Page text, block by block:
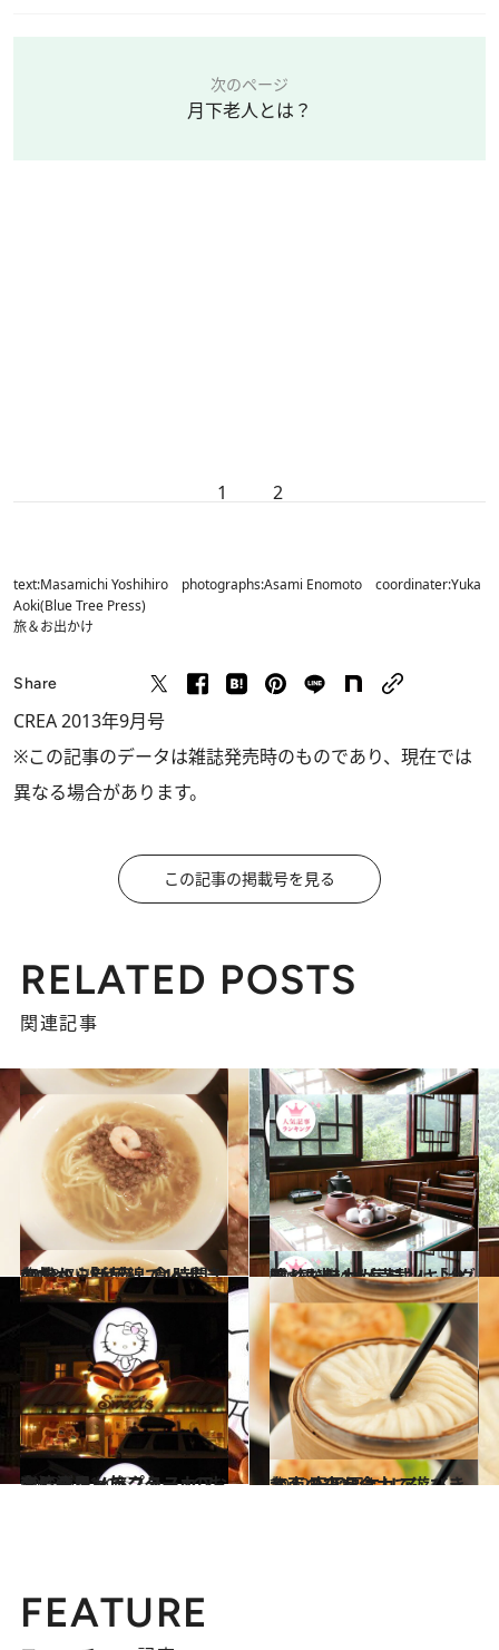
次のページ
月下老人とは？
1 2
text:Masamichi Yoshihiro photographs:Asami Enomoto coordinater:Yuka
Aoki(Blue Tree Press)
旅＆お出かけ
Share
CREA 2013年9月号
※この記事のデータは雑誌発売時のものであり、現在では
異なる場合があります。
この記事の掲載号を見る
RELATED POSTS
関連記事
2013.7.28
台北から新幹線で1時間40分！ 「台南」食べ歩きの旅へ
旅＆お出かけ 2013.6.24
隠れた魅力が満載！「台湾×観光」人気ランキング
旅＆お出かけ
2013.6.11
台湾グルメ旅プラスαのお楽しみキャラクターカフェに注目
旅＆お出かけ 2012.12.14
台南の夜を全力で遊びきる！ 安平區エリア
旅＆お出かけ
FEATURE